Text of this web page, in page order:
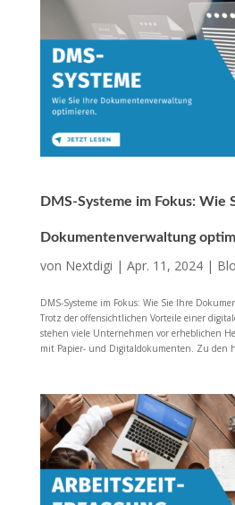
DMS-Systeme im Fokus: Wie
Dokumentenverwaltung
von Nextdigi | Apr. 11, 2024|
DMS-Systeme im Fokus: Wie Sie Ihre
Trotz der offensichtlichen Vorteile einer
stehen viele Unternehmen vor erheblichen
mit Papier- und Digitaldokumenten. Zu den